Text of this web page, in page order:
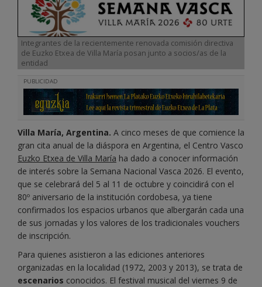
Integrantes de la recientemente renovada comisión directiva
de Euzko Etxea de Villa María posan junto a socios/as de la
entidad
PUBLICIDAD
Villa María, Argentina. A cinco meses de que comience la
gran cita anual de la diáspora en Argentina, el Centro Vasco
Euzko Etxea de Villa María ha dado a conocer información
de interés sobre la Semana Nacional Vasca 2026. El evento,
que se celebrará del 5 al 11 de octubre y coincidirá con el
80º aniversario de la institución cordobesa, ya tiene
confirmados los espacios urbanos que albergarán cada una
de sus jornadas y los valores de los tradicionales vouchers
de inscripción.
Para quienes asistieron a las ediciones anteriores
organizadas en la localidad (1972, 2003 y 2013), se trata de
escenarios conocidos. El festival musical del viernes 9 de